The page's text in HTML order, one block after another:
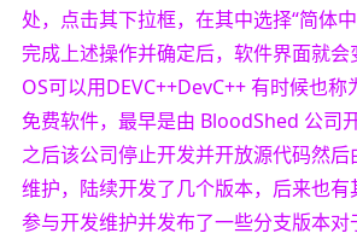
处，点击其下拉框，在其中选择“简体
完成上述操作并确定后，软件界面就
OS可以用DEVC++DevC++ 有时候也
免费软件，最早是由 BloodShed 公司
之后该公司停止开发并开放源代码然
维护，陆续开发了几个版本，后来也有
参与开发维护并发布了一些分支版本对